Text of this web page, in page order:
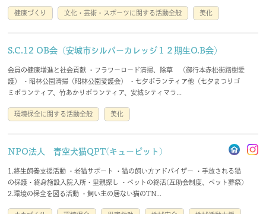
account_circle login
健康づくり 文化・芸術・スポーツに関する活動全般 美化
S.C.12 OB会（安城市シルバーカレッジ１２期生O.B会）
会員の健康増進と社会貢献 ・フラワーロード清掃、除草 （御行本赤松街路樹愛
護） ・昭林公園清掃（昭林公園愛護会） ・七夕ボランティア他（七夕まつりゴ
ミボランティア、竹あかりボランティア、安城シティマラ...
環境保全に関する活動全般 美化
NPO法人 青空犬猫QPT(キューピット)
1.終生飼養支援活動 ・老猫サポート ・猫の飼い方アドバイザー ・手放される猫
の保護・終身施設入院入所・里親探し ・ペットの終活(互助会制度、ペット葬祭)
2.環境の保全を図る活動 ・飼い主の居ない猫のTN...